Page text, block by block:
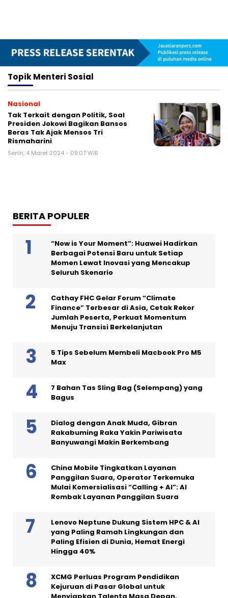
TopikMenteri Sosial
Nasional
Tak Terkait dengan Politik, Soal
Presiden Jokowi Bagikan Bansos
Beras Tak Ajak Mensos Tri
Rismaharini
Senin, 4 Maret 2024 - 09:07 WIB
BERITA POPULER
“Now is Your Moment”: Huawei Hadirkan
Berbagai Potensi Baru untuk Setiap
Momen Lewat Inovasi yang Mencakup
Seluruh Skenario
Cathay FHC Gelar Forum “Climate
Finance” Terbesar di Asia, Cetak Rekor
Jumlah Peserta, Perkuat Momentum
Menuju Transisi Berkelanjutan
5 Tips Sebelum Membeli Macbook Pro M5
Max
7 Bahan Tas Sling Bag (Selempang) yang
Bagus
Dialog dengan Anak Muda, Gibran
Rakabuming Raka Yakin Pariwisata
Banyuwangi Makin Berkembang
China Mobile Tingkatkan Layanan
Panggilan Suara, Operator Terkemuka
Mulai Komersialisasi “Calling + AI”: AI
Rombak Layanan Panggilan Suara
Lenovo Neptune Dukung Sistem HPC & AI
yang Paling Ramah Lingkungan dan
Paling Efisien di Dunia, Hemat Energi
Hingga 40%
XCMG Perluas Program Pendidikan
Kejuruan di Pasar Global untuk